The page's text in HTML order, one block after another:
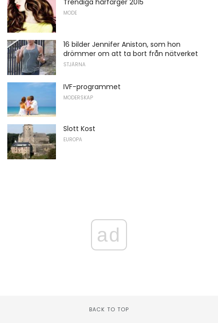
Trendiga hårfärger 2015
MODE
16 bilder Jennifer Aniston, som hon
drömmer om att ta bort från nätverket
STJÄRNA
IVF-programmet
MODERSKAP
Slott Kost
EUROPA
ad
BACK TO TOP